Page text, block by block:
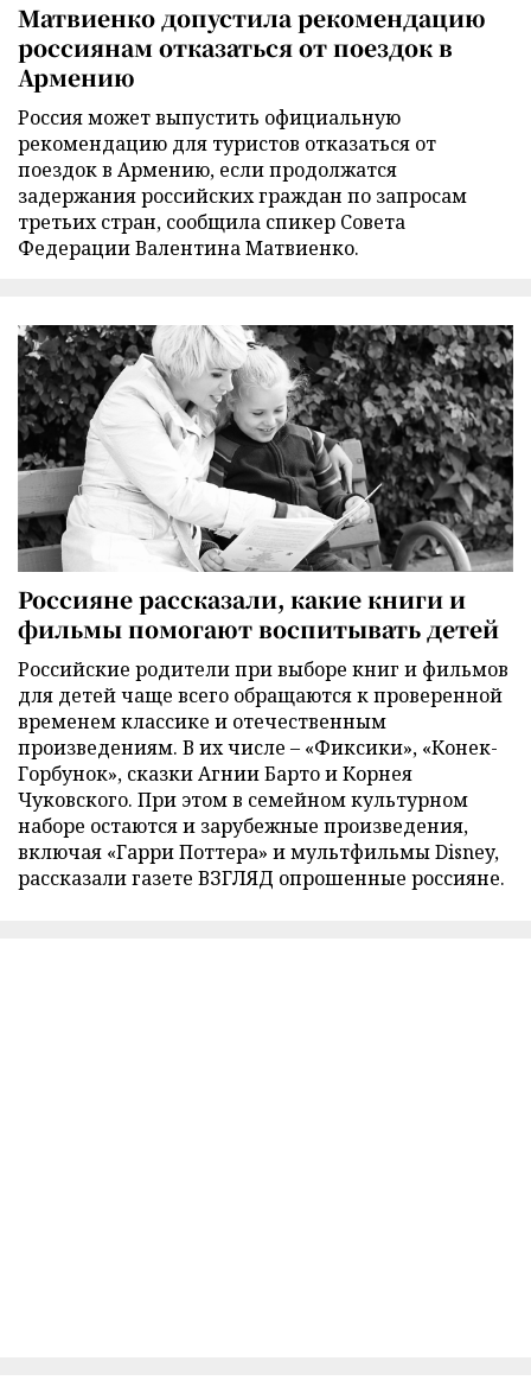
Матвиенко допустила рекомендацию
россиянам отказаться от поездок в
Армению
Россия может выпустить официальную
рекомендацию для туристов отказаться от
поездок в Армению, если продолжатся
задержания российских граждан по запросам
третьих стран, сообщила спикер Совета
Федерации Валентина Матвиенко.
Россияне рассказали, какие книги и
фильмы помогают воспитывать детей
Российские родители при выборе книг и фильмов
для детей чаще всего обращаются к проверенной
временем классике и отечественным
произведениям. В их числе – «Фиксики», «Конек-
Горбунок», сказки Агнии Барто и Корнея
Чуковского. При этом в семейном культурном
наборе остаются и зарубежные произведения,
включая «Гарри Поттера» и мультфильмы Disney,
рассказали газете ВЗГЛЯД опрошенные россияне.